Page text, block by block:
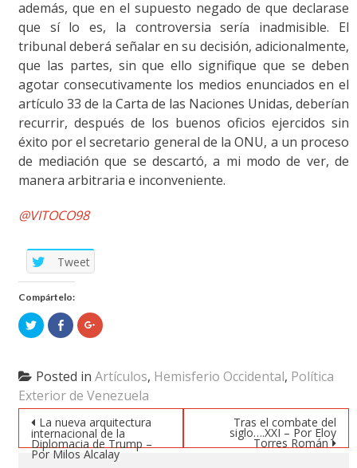
además, que en el supuesto negado de que declarase
que sí lo es, la controversia sería inadmisible. El
tribunal deberá señalar en su decisión, adicionalmente,
que las partes, sin que ello signifique que se deben
agotar consecutivamente los medios enunciados en el
artículo 33 de la Carta de las Naciones Unidas, deberían
recurrir, después de los buenos oficios ejercidos sin
éxito por el secretario general de la ONU, a un proceso
de mediación que se descartó, a mi modo de ver, de
manera arbitraria e inconveniente.
@VITOCO98
Tweet
Compártelo:
Click
to
share
(Opens
in
new
window)
Click
to
share
(Opens
in
new
window)
Click
to
(Opens
in
new
window)
Posted in Artículos, Hemisferio Occidental, Política
Exterior de Venezuela
Post navigation
La nueva arquitectura
internacional de la
Diplomacia de Trump –
Por Milos Alcalay
Tras el combate del
siglo….XXI – Por Eloy
Torres Román